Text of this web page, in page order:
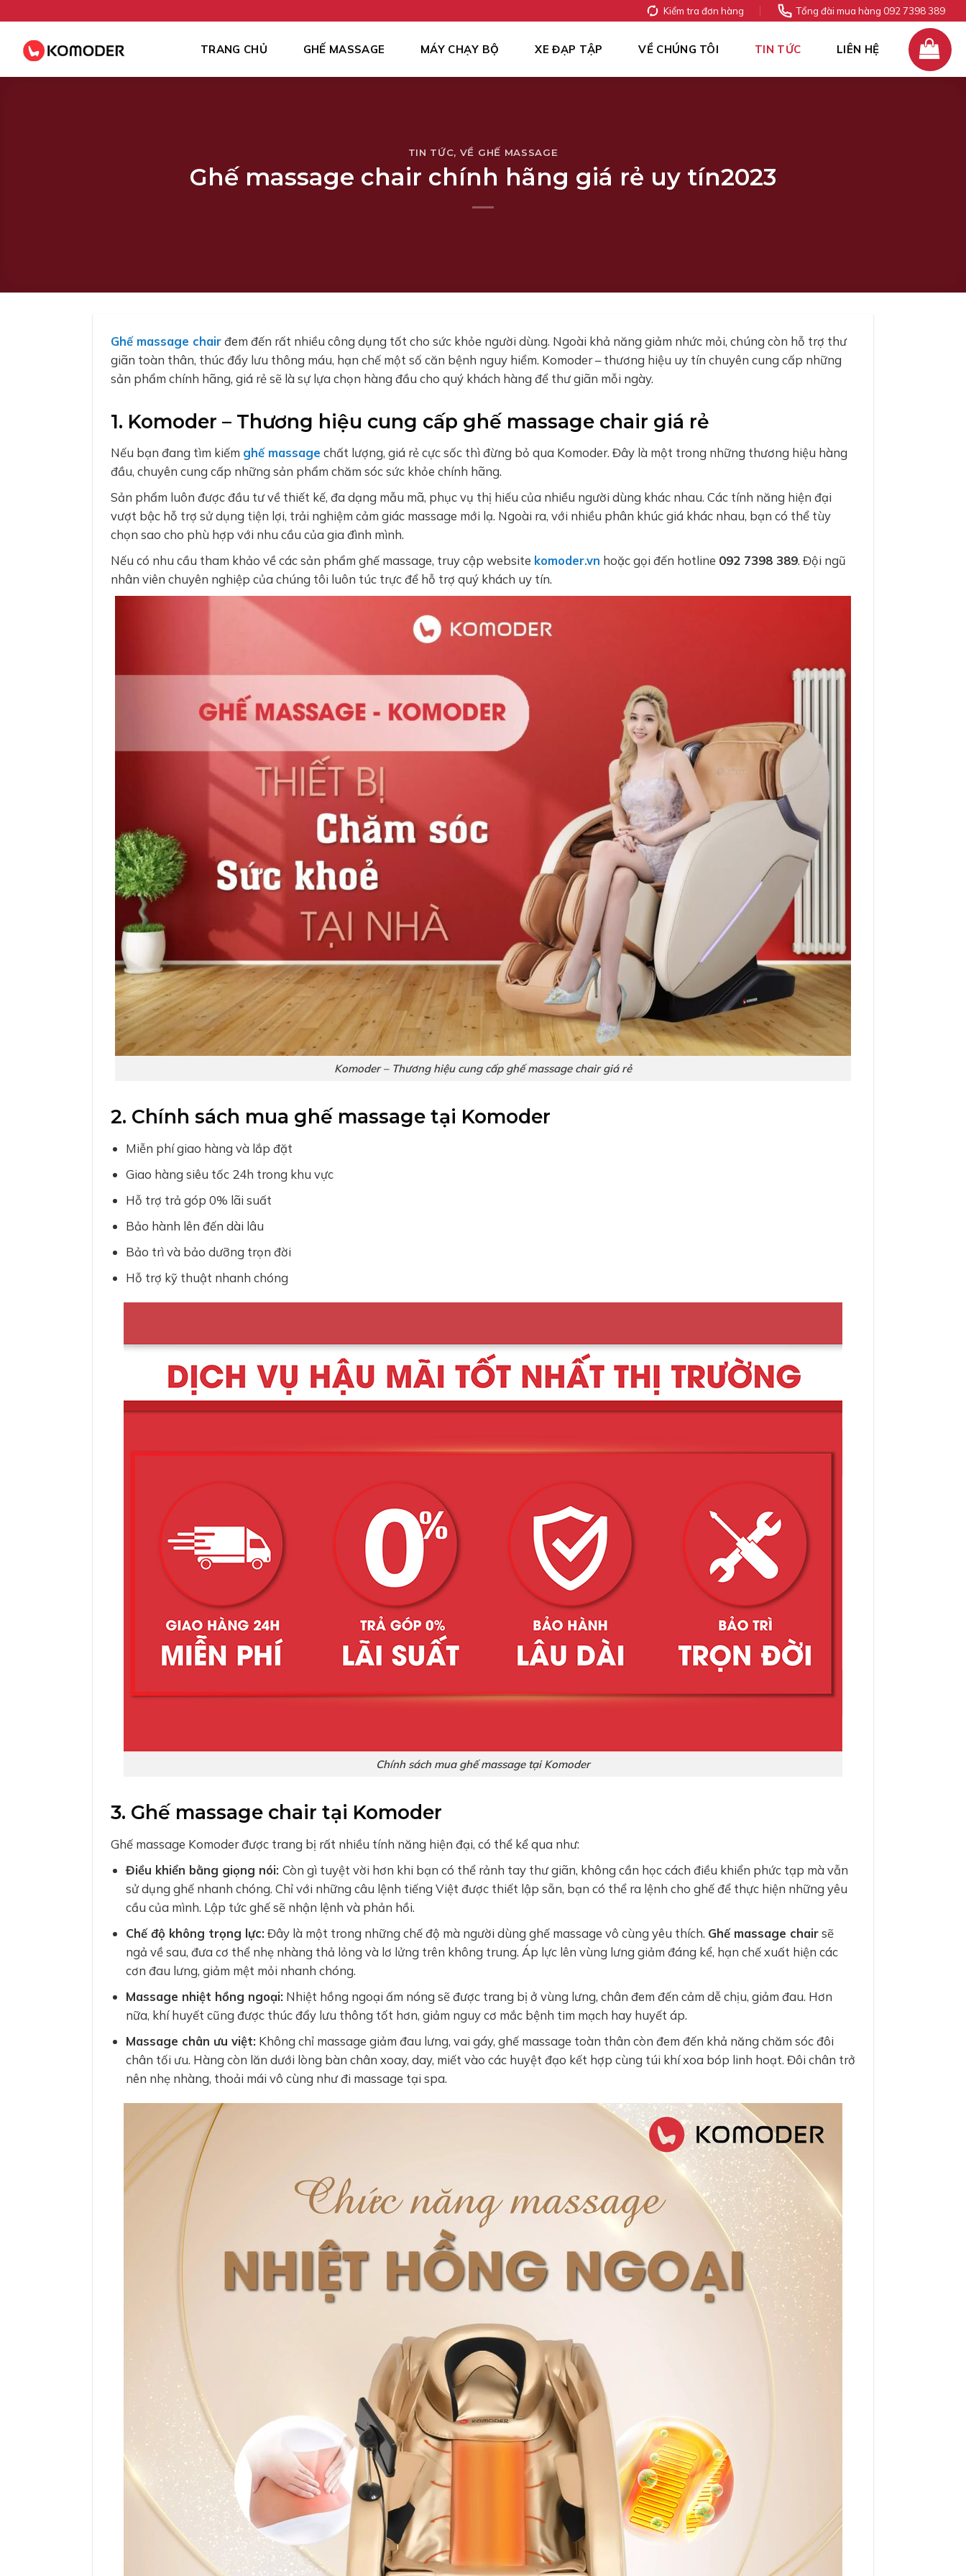
content
Kiểm tra đơn hàng Tổng đài mua hàng 092 7398 389
TRANG CHỦ GHẾ MASSAGE MÁY CHẠY BỘ XE ĐẠP TẬP VỀ CHÚNG TÔI TIN TỨC LIÊN HỆ
TIN TỨC, VỀ GHẾ MASSAGE
Ghế massage chair chính hãng giá rẻ uy tín2023
Ghế massage chairđem đến rất nhiều công dụng tốt cho sức khỏe người dùng. Ngoài khả năng giảm nhức mỏi, chúng còn hỗ trợ thư
giãn toàn thân, thúc đẩy lưu thông máu, hạn chế một số căn bệnh nguy hiểm. Komoder – thương hiệu uy tín chuyên cung cấp những
sản phẩm chính hãng, giá rẻ sẽ là sự lựa chọn hàng đầu cho quý khách hàng để thư giãn mỗi ngày.
1. Komoder – Thương hiệu cung cấp ghế massage chair giá rẻ
Nếu bạn đang tìm kiếm ghế massage chất lượng, giá rẻ cực sốc thì đừng bỏ qua Komoder. Đây là một trong những thương hiệu hàng
đầu, chuyên cung cấp những sản phẩm chăm sóc sức khỏe chính hãng.
Sản phẩm luôn được đầu tư về thiết kế, đa dạng mẫu mã, phục vụ thị hiếu của nhiều người dùng khác nhau. Các tính năng hiện đại
vượt bậc hỗ trợ sử dụng tiện lợi, trải nghiệm cảm giác massage mới lạ. Ngoài ra, với nhiều phân khúc giá khác nhau, bạn có thể tùy
chọn sao cho phù hợp với nhu cầu của gia đình mình.
Nếu có nhu cầu tham khảo về các sản phẩm ghế massage, truy cập website komoder.vn hoặc gọi đến hotline 092 7398 389. Đội ngũ
nhân viên chuyên nghiệp của chúng tôi luôn túc trực để hỗ trợ quý khách uy tín.
Komoder – Thương hiệu cung cấp ghế massage chair giá rẻ
2. Chính sách mua ghế massage tại Komoder
Miễn phí giao hàng và lắp đặt
Giao hàng siêu tốc 24h trong khu vực
Hỗ trợ trả góp 0% lãi suất
Bảo hành lên đến dài lâu
Bảo trì và bảo dưỡng trọn đời
Hỗ trợ kỹ thuật nhanh chóng
Chính sách mua ghế massage tại Komoder
3. Ghế massage chair tại Komoder
Ghế massage Komoder được trang bị rất nhiều tính năng hiện đại, có thể kể qua như:
Điều khiển bằng giọng nói:Còn gì tuyệt vời hơn khi bạn có thể rảnh tay thư giãn, không cần học cách điều khiển phức tạp mà vẫn
sử dụng ghế nhanh chóng. Chỉ với những câu lệnh tiếng Việt được thiết lập sẵn, bạn có thể ra lệnh cho ghế để thực hiện những yêu
cầu của mình. Lập tức ghế sẽ nhận lệnh và phản hồi.
Chế độ không trọng lực: Đây là một trong những chế độ mà người dùng ghế massage vô cùng yêu thích. Ghế massage chairsẽ
ngả về sau, đưa cơ thể nhẹ nhàng thả lỏng và lơ lửng trên không trung. Áp lực lên vùng lưng giảm đáng kể, hạn chế xuất hiện các
cơn đau lưng, giảm mệt mỏi nhanh chóng.
Massage nhiệt hồng ngoại: Nhiệt hồng ngoại ấm nóng sẽ được trang bị ở vùng lưng, chân đem đến cảm dễ chịu, giảm đau. Hơn
nữa, khí huyết cũng được thúc đẩy lưu thông tốt hơn, giảm nguy cơ mắc bệnh tim mạch hay huyết áp.
Massage chân ưu việt: Không chỉ massage giảm đau lưng, vai gáy, ghế massage toàn thân còn đem đến khả năng chăm sóc đôi
chân tối ưu. Hàng còn lăn dưới lòng bàn chân xoay, day, miết vào các huyệt đạo kết hợp cùng túi khí xoa bóp linh hoạt. Đôi chân trở
nên nhẹ nhàng, thoải mái vô cùng như đi massage tại spa.